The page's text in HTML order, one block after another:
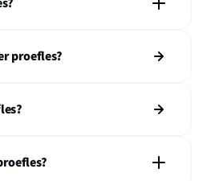
proefles?